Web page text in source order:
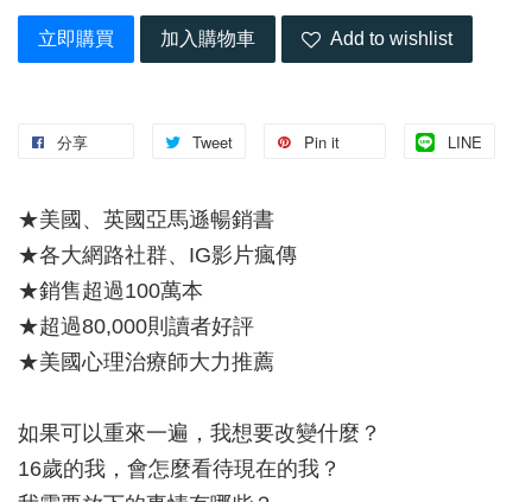
立即購買 加入購物車 Add to wishlist
分享 Tweet Pin it LINE
★美國、英國亞馬遜暢銷書
★各大網路社群、IG影片瘋傳
★銷售超過100萬本
★超過80,000則讀者好評
★美國心理治療師大力推薦
如果可以重來一遍，我想要改變什麼？
16歲的我，會怎麼看待現在的我？